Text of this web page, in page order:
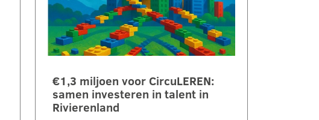
€1,3 miljoen voor CircuLEREN:
samen investeren in talent in
Rivierenland